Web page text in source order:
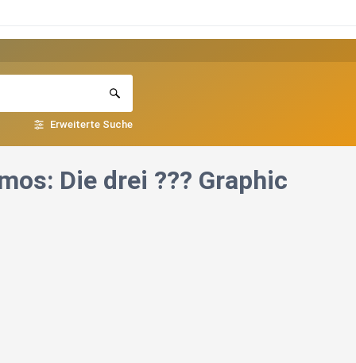
Erweiterte Suche
Die drei ??? Graphic